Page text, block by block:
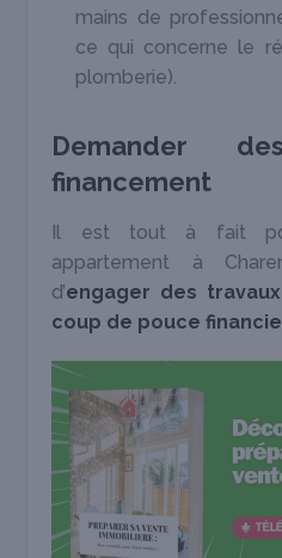
mains de
ce qui concerne le
plomberie).
Demander
financement
Il est tout à fait
appartement à
d’engager des
coup de pouce